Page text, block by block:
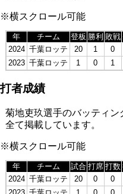
※横スクロール可能
年 チーム 登板 勝利 敗戦
2024 千葉ロッテ 20 1 0
2023 千葉ロッテ 1 0 1
打者成績
菊地吏玖選手のバッティ
全て掲載しています。
※横スクロール可能
年 チーム 試合 打席 打数
2024 千葉ロッテ 20 0 0